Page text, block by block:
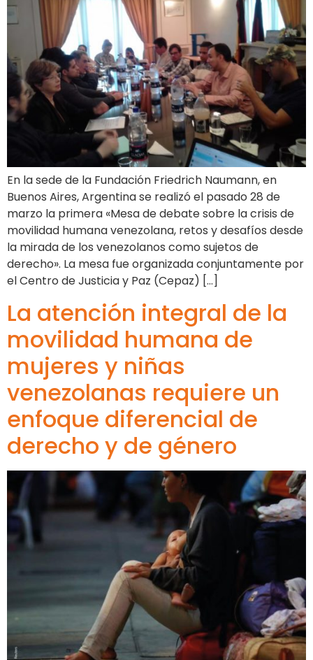
En la sede de la Fundación Friedrich Naumann, en
Buenos Aires, Argentina se realizó el pasado 28 de
marzo la primera «Mesa de debate sobre la crisis de
movilidad humana venezolana, retos y desafíos desde
la mirada de los venezolanos como sujetos de
derecho». La mesa fue organizada conjuntamente por
el Centro de Justicia y Paz (Cepaz) […]
La atención integral de la
movilidad humana de
mujeres y niñas
venezolanas requiere un
enfoque diferencial de
derecho y de género